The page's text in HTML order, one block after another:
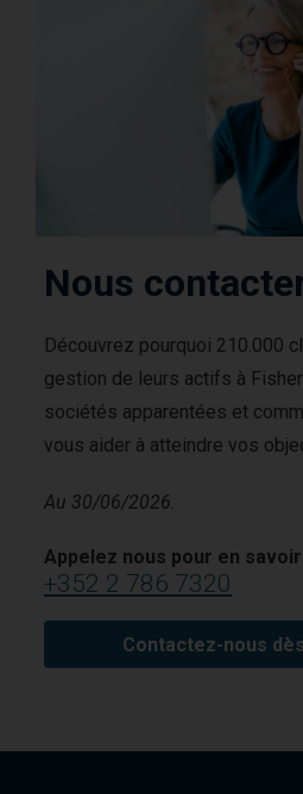
Nous
Découvrez pourquoi 210.000
gestion de leurs actifs à
sociétés apparentées et
vous aider à atteindre vos
Au 30/06/2026.
Appelez nous pour en
+352 2 786 7320
Contactez-nous